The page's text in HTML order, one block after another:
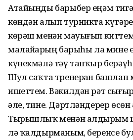
Атайыңды барыбер еңәм
көндән алып турникта
көрәш менән мауығып
малайҙарҙың барыһы ла мине
күнекмәлә тәү тапҡыр
Шул саҡта тренерҙан башлап
ишеттем. Вәкилдән рәт
әле, тине. Дәртләндерер
Тырышлыҡ менән алдырҙым
лә ҡалдыр­маным, беренсе